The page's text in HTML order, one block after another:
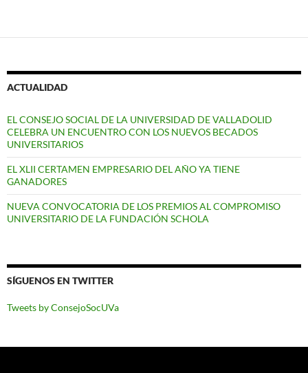
ACTUALIDAD
EL CONSEJO SOCIAL DE LA UNIVERSIDAD DE VALLADOLID
CELEBRA UN ENCUENTRO CON LOS NUEVOS BECADOS
UNIVERSITARIOS
EL XLII CERTAMEN EMPRESARIO DEL AÑO YA TIENE
GANADORES
NUEVA CONVOCATORIA DE LOS PREMIOS AL COMPROMISO
UNIVERSITARIO DE LA FUNDACIÓN SCHOLA
SÍGUENOS EN TWITTER
Tweets by ConsejoSocUVa